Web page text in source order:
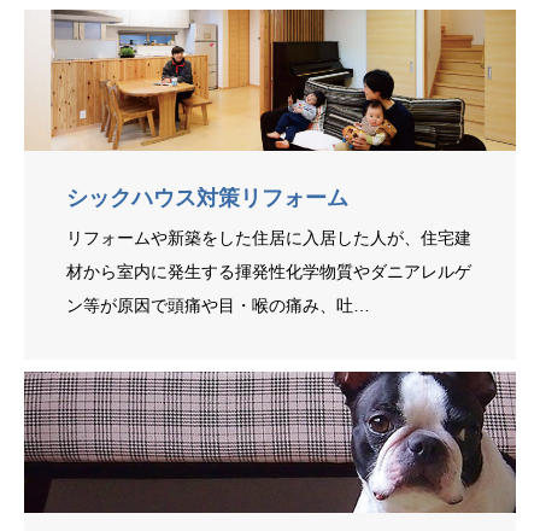
シックハウス対策リフォーム
リフォームや新築をした住居に入居した人が、住宅建
材から室内に発生する揮発性化学物質やダニアレルゲ
ン等が原因で頭痛や目・喉の痛み、吐…